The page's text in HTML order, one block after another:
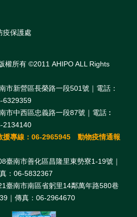
疫保護處
權所有 ©2011 AHIPO ALL Rights
市新營區長榮路一段501號｜電話：
6329359
市中西區忠義路一段87號｜電話︰
2134140
援專線：06-2965945 動物疫情通報
臺南市善化區昌隆里東勢寮1-19號｜
：06-5832367
臺南市南區省躬里14鄰萬年路580巷
｜傳真：06-2964670